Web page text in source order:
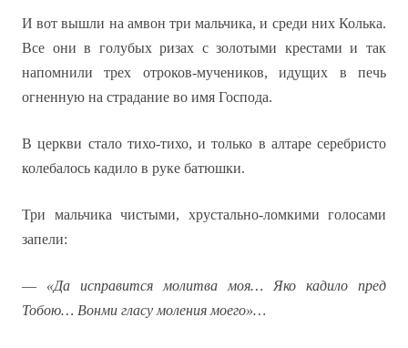
И вот вышли на амвон три мальчика, и среди них Колька.
Все они в голубых ризах с золотыми крестами и так
напомнили трех отроков-мучеников, идущих в печь
огненную на страдание во имя Господа.
В церкви стало тихо-тихо, и только в алтаре серебристо
колебалось кадило в руке батюшки.
Три мальчика чистыми, хрустально-ломкими голосами
запели:
— «Да исправится молитва моя… Яко кадило пред
Тобою… Вонми гласу моления моего»…